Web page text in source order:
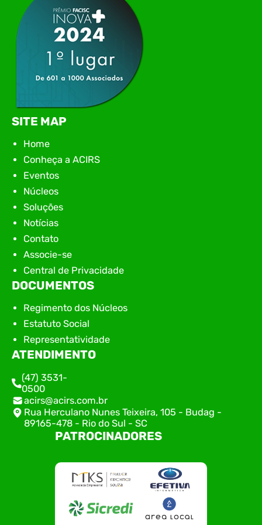
SITE MAP
Home
Conheça a ACIRS
Eventos
Núcleos
Soluções
Notícias
Contato
Associe-se
Central de Privacidade
DOCUMENTOS
Regimento dos Núcleos
Estatuto Social
Representatividade
ATENDIMENTO
(47) 3531-
0500
acirs@acirs.com.br
Rua Herculano Nunes Teixeira, 105 - Budag -
89165-478 - Rio do Sul - SC
PATROCINADORES